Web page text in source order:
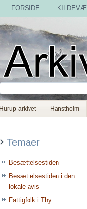
FORSIDE
Hurup-arkivet Hanstholm
Temaer
Besættelsestiden
Besættelsestiden i den
lokale avis
Fattigfolk i Thy